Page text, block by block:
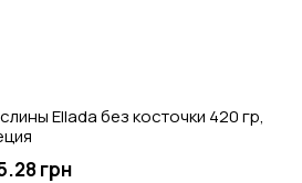
Ellada без косточки 420 гр,
грн